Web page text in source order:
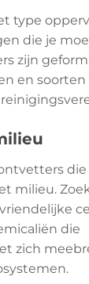
type
die je
zijn
en soorten
milieu.
die
zich